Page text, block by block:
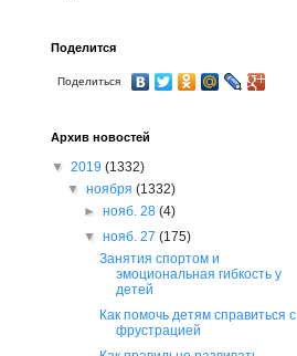
Поделится
Поделиться
Архив новостей
▼ 2019 (1332)
▼ноября(1332)
► нояб. 28 (4)
▼ нояб. 27 (175)
Занятия спортом и
эмоциональная гибкость у
детей
Как помочь детям справиться с
фрустрацией